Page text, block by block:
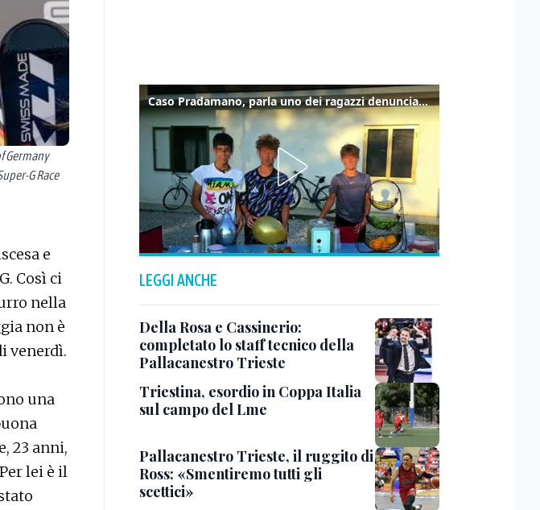
Germany
G Race
e
Così ci
nella
non è
venerdì.
una
23 anni,
lei è il
Caso Pradamano, parla uno dei ragazzi denunciati per la limonata: "Volevo anche aiutare i miei"
LEGGI ANCHE
Della Rosa e Cassinerio:
completato lo staff tecnico della
Pallacanestro Trieste
Triestina, esordio in Coppa Italia
sul campo del Lme
Pallacanestro Trieste, il ruggito di
Ross: «Smentiremo tutti gli
scettici»